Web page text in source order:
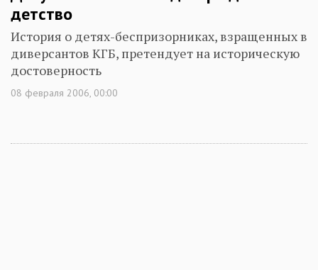
детство
История о детях-беспризорниках, взращенных в
диверсантов КГБ, претендует на историческую
достоверность
08 февраля 2006, 00:00